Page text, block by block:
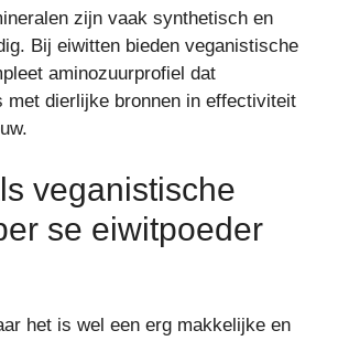
zijn vaak synthetisch en
Bij eiwitten bieden veganistische
aminozuurprofiel dat
met dierlijke bronnen in effectiviteit
veganistische
se eiwitpoeder
het is wel een erg makkelijke en